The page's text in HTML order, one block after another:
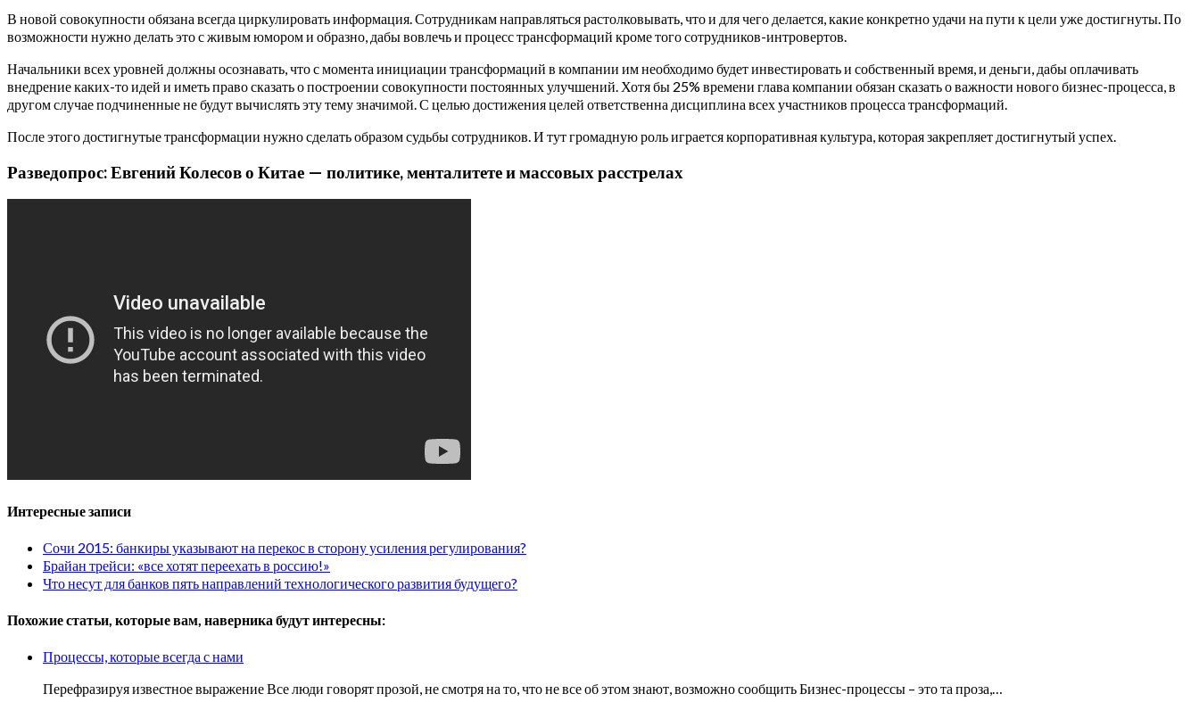
В новой совокупности обязана всегда циркулировать информация. Сотрудникам направляться растолковывать, что и для чего делается, какие конкретно удачи на пути к цели уже достигнуты. По
возможности нужно делать это с живым юмором и образно, дабы вовлечь и процесс трансформаций кроме того сотрудников-интровертов.
Начальники всех уровней должны осознавать, что с момента инициации трансформаций в компании им необходимо будет инвестировать и собственный время, и деньги, дабы оплачивать
внедрение каких-то идей и иметь право сказать о построении совокупности постоянных улучшений. Хотя бы 25% времени глава компании обязан сказать о важности нового бизнес-процесса, в
другом случае подчиненные не будут вычислять эту тему значимой. С целью достижения целей ответственна дисциплина всех участников процесса трансформаций.
После этого достигнутые трансформации нужно сделать образом судьбы сотрудников. И тут громадную роль играется корпоративная культура, которая закрепляет достигнутый успех.
Разведопрос: Евгений Колесов о Китае — политике, менталитете и массовых расстрелах
Интересные записи
Сочи 2015: банкиры указывают на перекос в сторону усиления регулирования?
Брайан трейси: «все хотят переехать в россию!»
Что несут для банков пять направлений технологического развития будущего?
Похожие статьи, которые вам, наверника будут интересны:
Процессы, которые всегда с нами
Перефразируя известное выражение Все люди говорят прозой, не смотря на то, что не все об этом знают, возможно сообщить Бизнес-процессы – это та проза,…